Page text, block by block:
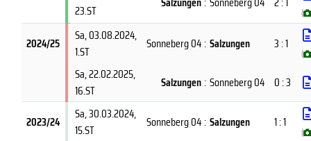
23.ST
(
2024/25 Sa, 03.08.2024,
1.ST
Sonneberg 04: Salzungen 3 : 1
(
Sa, 22.02.2025,
16.ST
Salzungen: Sonneberg 04 0 : 3
2023/24 Sa, 30.03.2024,
15.ST
Sonneberg 04: Salzungen 1 : 1
(